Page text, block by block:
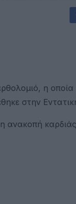
η οποία
στην
ανακοπή